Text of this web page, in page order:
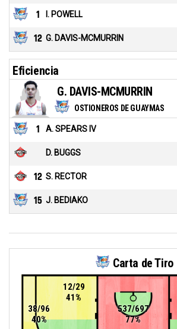
1 I. POWELL
12 G. DAVIS-MCMURRIN
Eficiencia
OSTIONEROS DE GUAYMAS
G. DAVIS-MCMURRIN
1 A. SPEARS IV
D. BUGGS
12 S. RECTOR
15 J. BEDIAKO
Carta de Tiro
537/697
77%
12/29
41%
38/96
40%